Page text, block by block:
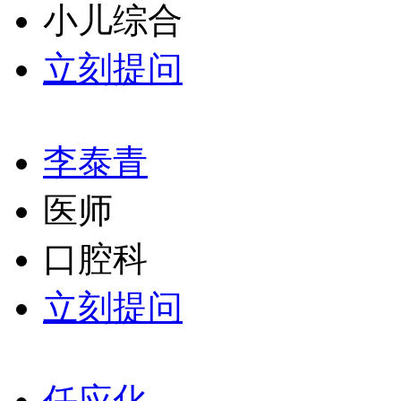
小儿综合
立刻提问
李泰青
医师
口腔科
立刻提问